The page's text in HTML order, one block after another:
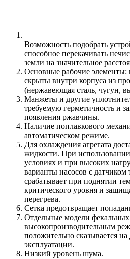
Возможность подобрать
способное перекачивать
земли на значительное
Основные рабочие элементы:
скрыты внутри корпуса из
(нержавеющая сталь, чугун,
Манжеты и другие
требуемую герметичность и
появления ржавчины.
Наличие поплавкового
автоматическом режиме.
Для охлаждения агрегата
жидкости. При
условиях и при высоких
варианты насосов с датчиком
срабатывает при поднятии
критического уровня и
перегрева.
Сетка предотвращает
Отдельные модели
высокопроизводительным
положительно сказывается на
эксплуатации.
Низкий уровень шума.